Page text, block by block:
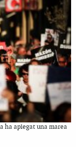
ha aplegat una marea